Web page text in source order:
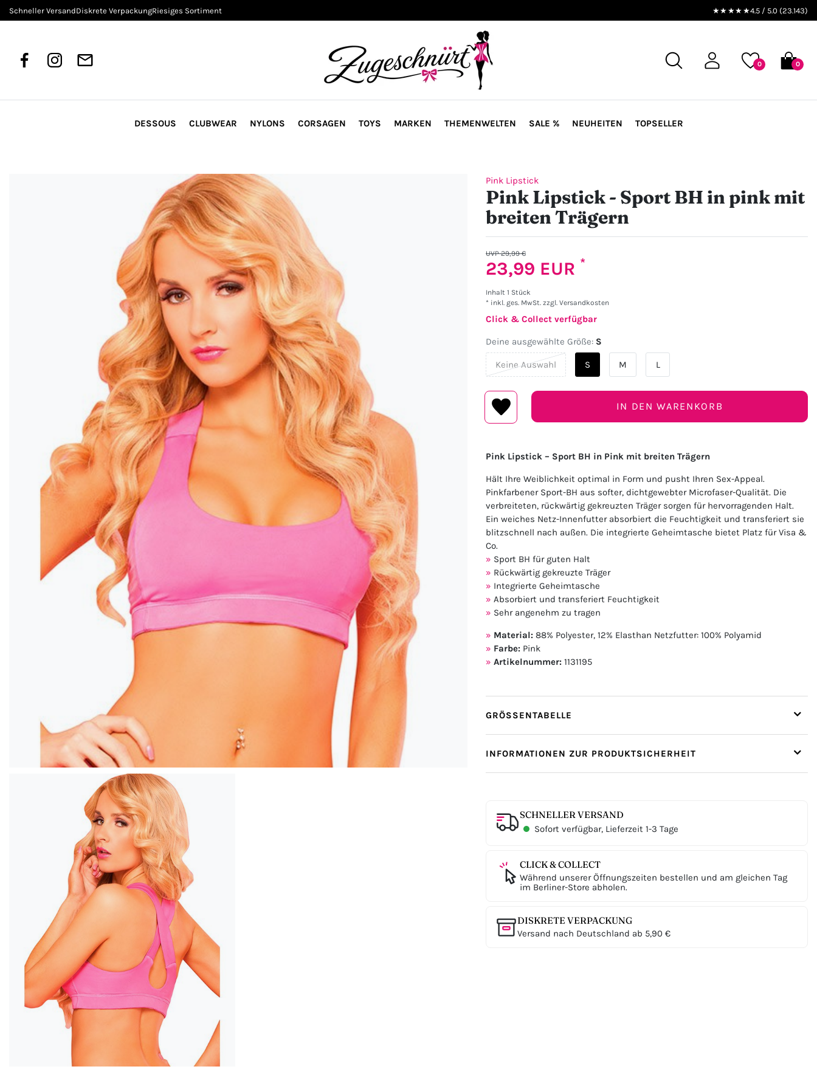
Schneller VersandDiskrete VerpackungRiesiges Sortiment ★★★★★4.5 / 5.0 (23.143)
0 0
DESSOUS CLUBWEAR NYLONS CORSAGEN TOYS MARKEN THEMENWELTEN SALE % NEUHEITEN TOPSELLER
Pink Lipstick
Pink Lipstick - Sport BH in pink mit
breiten Trägern
UVP 29,99 €
23,99 EUR *
Inhalt 1 Stück
* inkl. ges. MwSt. zzgl. Versandkosten
Click & Collect verfügbar
Deine ausgewählte Größe: S
Keine Auswahl S M L
IN DEN WARENKORB
Pink Lipstick – Sport BH in Pink mit breiten Trägern
Hält Ihre Weiblichkeit optimal in Form und pusht Ihren Sex-Appeal.
Pinkfarbener Sport-BH aus softer, dichtgewebter Microfaser-Qualität. Die
verbreiteten, rückwärtig gekreuzten Träger sorgen für hervorragenden Halt.
Ein weiches Netz-Innenfutter absorbiert die Feuchtigkeit und transferiert sie
blitzschnell nach außen. Die integrierte Geheimtasche bietet Platz für Visa &
Co.
Sport BH für guten Halt
Rückwärtig gekreuzte Träger
Integrierte Geheimtasche
Absorbiert und transferiert Feuchtigkeit
Sehr angenehm zu tragen
Material: 88% Polyester, 12% Elasthan Netzfutter: 100% Polyamid
Farbe: Pink
Artikelnummer: 1131195
GRÖSSENTABELLE
INFORMATIONEN ZUR PRODUKTSICHERHEIT
SCHNELLER VERSAND
Sofort verfügbar, Lieferzeit 1-3 Tage
CLICK & COLLECT
Während unserer Öffnungszeiten bestellen und am gleichen Tag
im Berliner-Store abholen.
DISKRETE VERPACKUNG
Versand nach Deutschland ab 5,90 €